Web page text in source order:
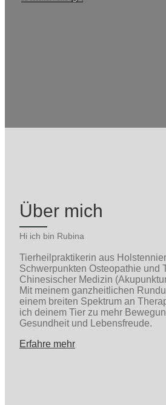
Über mich
Hi ich bin Rubina
Tierheilpraktikerin aus
Schwerpunkten Osteopathie und
Chinesischer Medizin
Mit meinem ganzheitlichen
einem breiten Spektrum an
ich deinem Tier zu mehr
Gesundheit und Lebensfreude.
Erfahre mehr